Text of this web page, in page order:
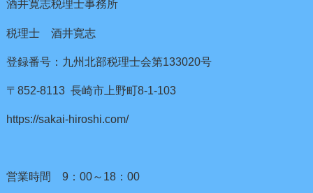
酒井寛志税理士事務所
税理士 酒井寛志
登録番号：九州北部税理士会第133020号
〒852-8113 長崎市上野町8-1-103
https://sakai-hiroshi.com/
営業時間 9：00～18：00